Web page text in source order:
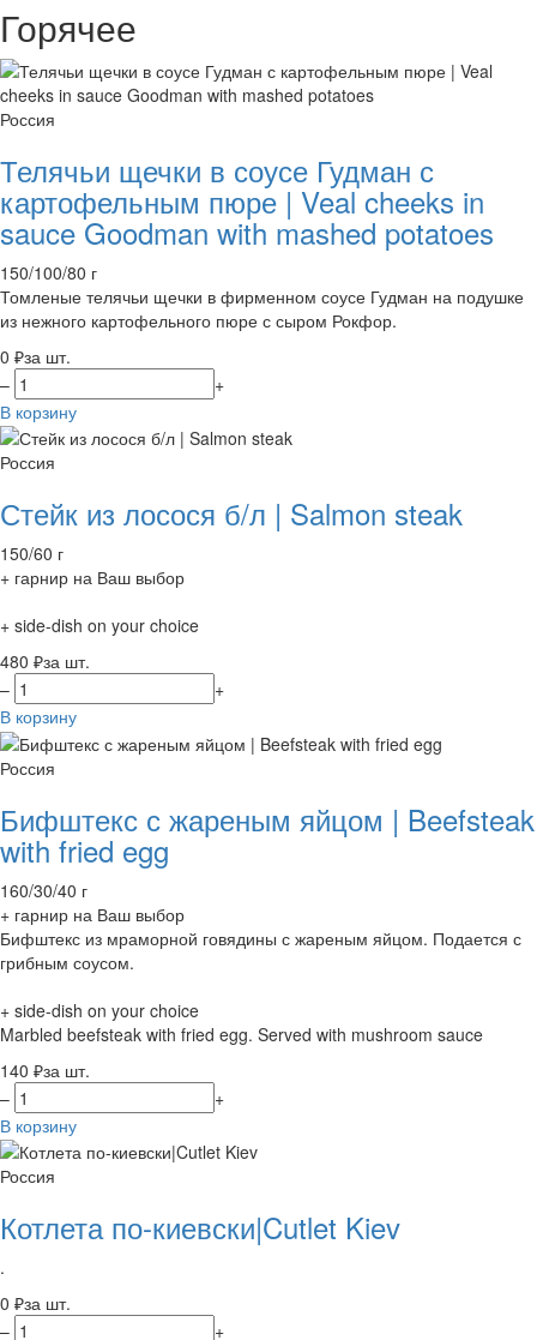
Горячее
Россия
Телячьи щечки в соусе Гудман с
картофельным пюре | Veal cheeks in
sauce Goodman with mashed potatoes
150/100/80 г
Томленые телячьи щечки в фирменном соусе Гудман на подушке
из нежного картофельного пюре с сыром Рокфор.
0 ₽за шт.
–
+
В корзину
Россия
Стейк из лосося б/л | Salmon steak
150/60 г
+ гарнир на Ваш выбор
+ side-dish on your choice
480 ₽за шт.
–
+
В корзину
Россия
Бифштекс с жареным яйцом | Beefsteak
with fried egg
160/30/40 г
+ гарнир на Ваш выбор
Бифштекс из мраморной говядины с жареным яйцом. Подается с
грибным соусом.
+ side-dish on your choice
Marbled beefsteak with fried egg. Served with mushroom sauce
140 ₽за шт.
–
+
В корзину
Россия
Котлета по-киевски|Cutlet Kiev
.
0 ₽за шт.
–
+